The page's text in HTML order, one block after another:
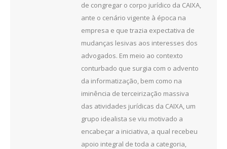
de congregar o corpo jurídico da CAIXA,
ante o cenário vigente à época na
empresa e que trazia expectativa de
mudanças lesivas aos interesses dos
advogados. Em meio ao contexto
conturbado que surgia com o advento
da informatização, bem como na
iminência de terceirização massiva
das atividades jurídicas da CAIXA, um
grupo idealista se viu motivado a
encabeçar a iniciativa, a qual recebeu
apoio integral de toda a categoria,